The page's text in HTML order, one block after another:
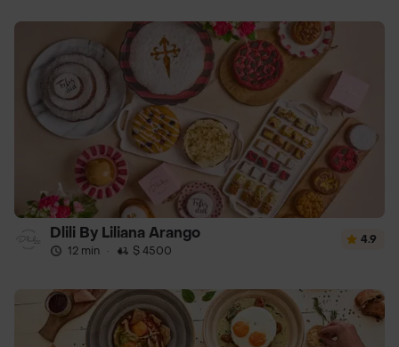
Dlili By Liliana Arango
12 min · $ 4500
4.9